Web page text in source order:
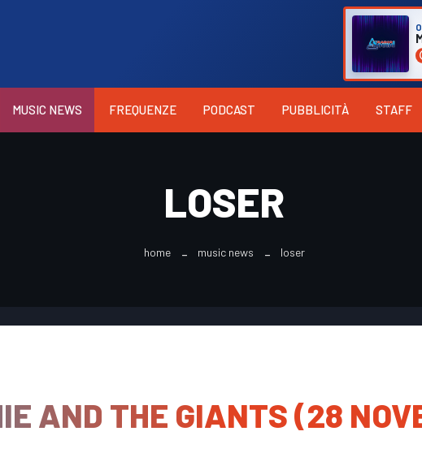
MUSIC NEWS FREQUENZE PODCAST PUBBLICITÀ STAFF
LOSER
home music news loser
AND THE GIANTS (28